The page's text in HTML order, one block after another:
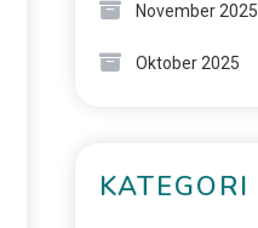
November 2025
Oktober 2025
KATEGORI